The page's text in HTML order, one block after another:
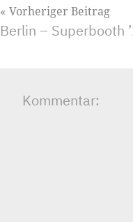
Vorheriger Beitrag
Berlin – Superbooth
Kommentar: